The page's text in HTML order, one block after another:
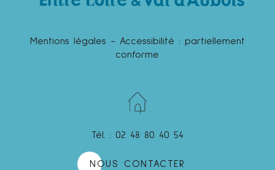
Mentions légales - Accessibilité : partiellement
conforme
Tél. : 02 48 80 40 54
NOUS CONTACTER